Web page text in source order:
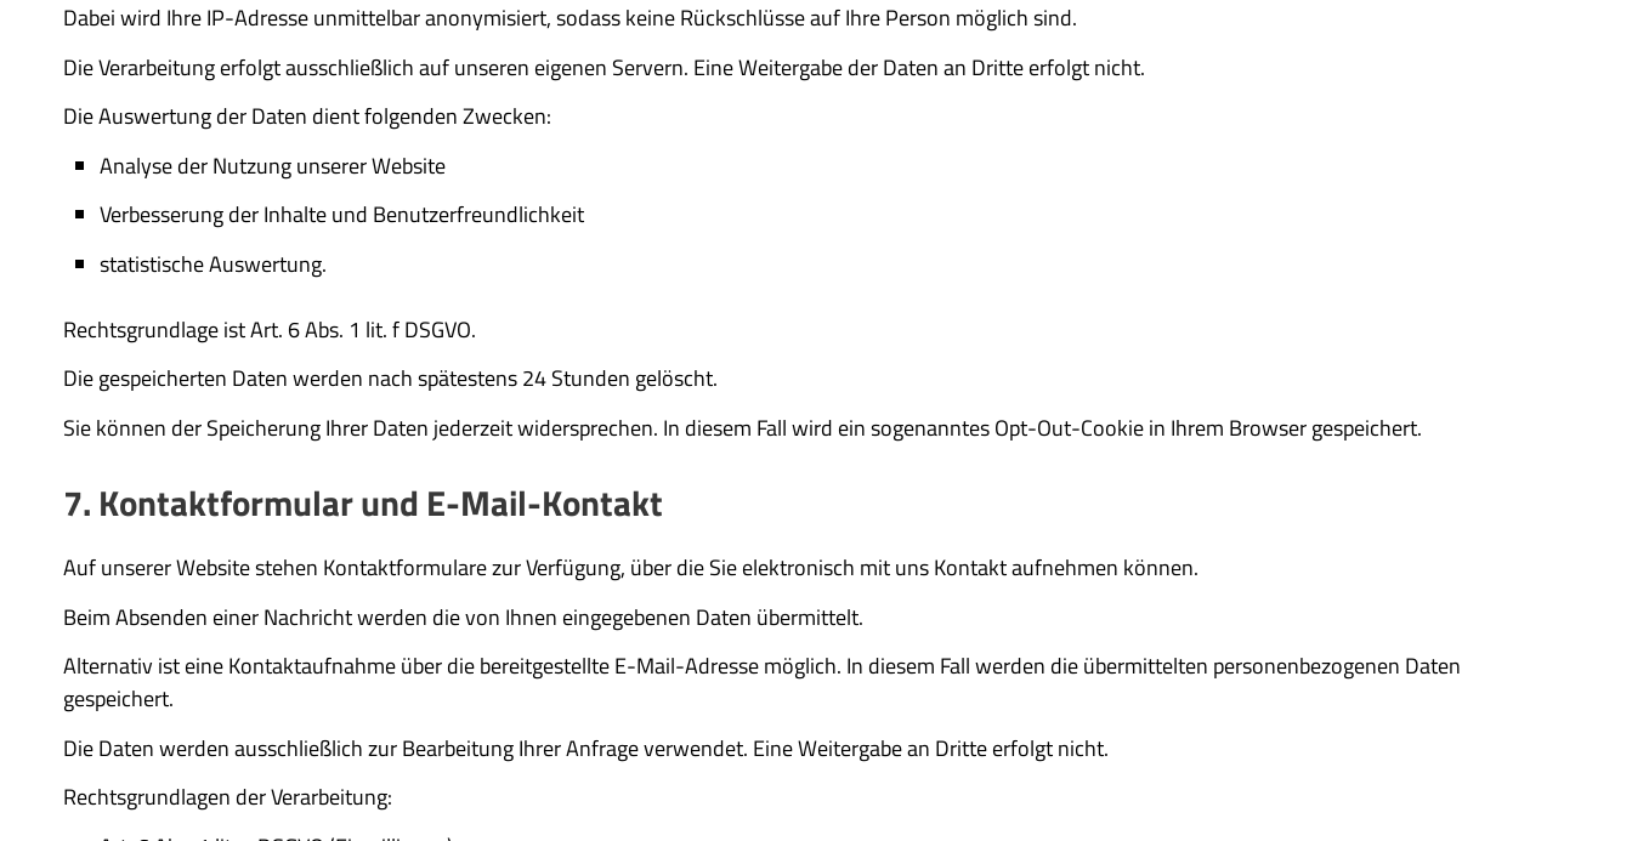
Dabei wird Ihre IP-Adresse unmittelbar anonymisiert, sodass keine Rückschlüsse auf Ihre Person möglich sind.
Die Verarbeitung erfolgt ausschließlich auf unseren eigenen Servern. Eine Weitergabe der Daten an Dritte erfolgt nicht.
Die Auswertung der Daten dient folgenden Zwecken:
Analyse der Nutzung unserer Website
Verbesserung der Inhalte und Benutzerfreundlichkeit
statistische Auswertung.
Rechtsgrundlage ist Art. 6 Abs. 1 lit. f DSGVO.
Die gespeicherten Daten werden nach spätestens 24 Stunden gelöscht.
Sie können der Speicherung Ihrer Daten jederzeit widersprechen. In diesem Fall wird ein sogenanntes Opt-Out-Cookie in Ihrem Browser gespeichert.
7. Kontaktformular und E-Mail-Kontakt
Auf unserer Website stehen Kontaktformulare zur Verfügung, über die Sie elektronisch mit uns Kontakt aufnehmen können.
Beim Absenden einer Nachricht werden die von Ihnen eingegebenen Daten übermittelt.
Alternativ ist eine Kontaktaufnahme über die bereitgestellte E-Mail-Adresse möglich. In diesem Fall werden die übermittelten personenbezogenen Daten
gespeichert.
Die Daten werden ausschließlich zur Bearbeitung Ihrer Anfrage verwendet. Eine Weitergabe an Dritte erfolgt nicht.
Rechtsgrundlagen der Verarbeitung: